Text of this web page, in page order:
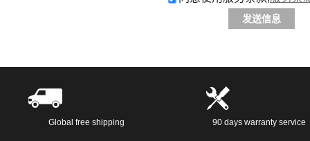
发送信息
Global free shipping 90 days warranty service